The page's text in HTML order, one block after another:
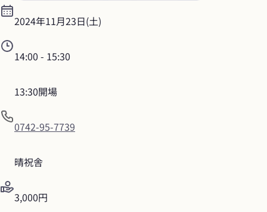
2024年11月23日(土)
14:00 - 15:30
13:30開場
0742-95-7739
晴祝舎
3,000円